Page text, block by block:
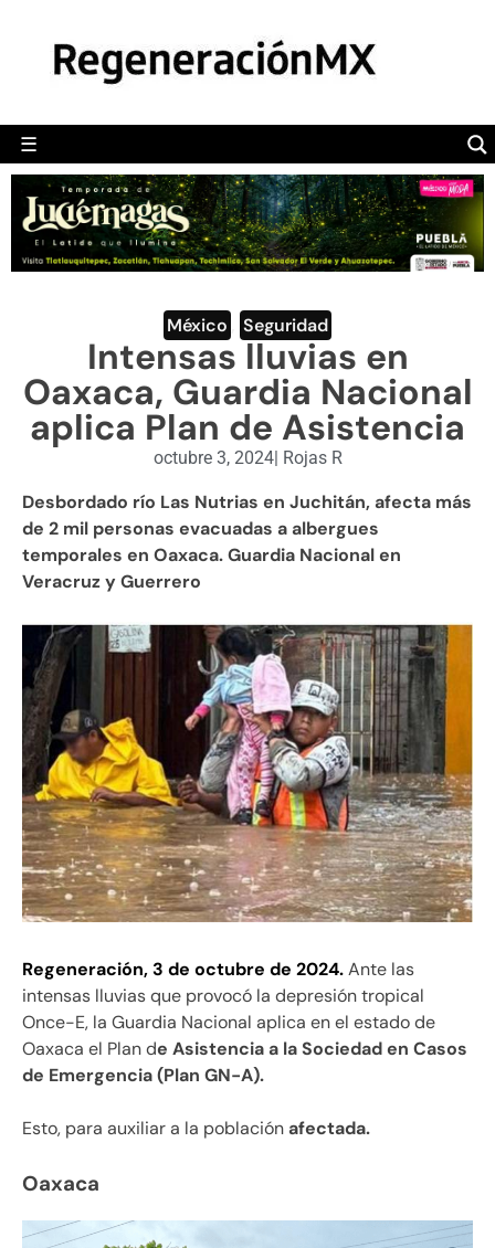
☰
POLÍTICA
CAMALEÓN
OPINIÓN
DEPORTES
ENGLISH SECTION
VIDEOS
México Seguridad
Intensas lluvias en
Oaxaca, Guardia Nacional
aplica Plan de Asistencia
octubre 3, 2024| Rojas R
Desbordado río Las Nutrias en Juchitán, afecta más
de 2 mil personas evacuadas a albergues
temporales en Oaxaca. Guardia Nacional en
Veracruz y Guerrero
Regeneración, 3 de octubre de 2024.Ante las
intensas lluvias que provocó la depresión tropical
Once-E, la Guardia Nacional aplica en el estado de
Oaxaca el Plan de Asistencia a la Sociedad en Casos
de Emergencia (Plan GN-A).
Esto, para auxiliar a la poblaciónafectada.
Oaxaca